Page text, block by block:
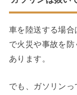
車を陸送する場
で火災や事故を
あります。
でも、ガソリン